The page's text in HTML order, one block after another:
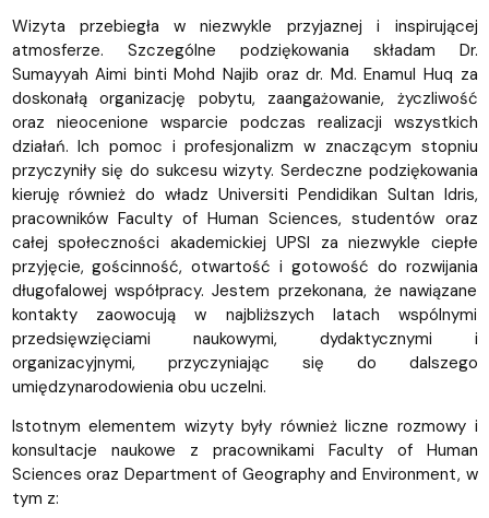
Wizyta przebiegła w niezwykle przyjaznej i inspirującej
atmosferze. Szczególne podziękowania składam Dr.
Sumayyah Aimi binti Mohd Najib orazdr. Md. Enamul Huq za
doskonałą organizację pobytu, zaangażowanie, życzliwość
oraz nieocenione wsparcie podczas realizacji wszystkich
działań.Ich pomoc i profesjonalizm w znaczącym stopniu
przyczyniły się do sukcesu wizyty. Serdeczne podziękowania
kieruję również do władz Universiti Pendidikan Sultan Idris,
pracowników Faculty of Human Sciences, studentów oraz
całej społeczności akademickiej UPSI za niezwykle ciepłe
przyjęcie, gościnność, otwartość i gotowość do rozwijania
długofalowej współpracy. Jestem przekonana, że nawiązane
kontakty zaowocują w najbliższych latach wspólnymi
przedsięwzięciami naukowymi, dydaktycznymi i
organizacyjnymi, przyczyniając się do dalszego
umiędzynarodowienia obu uczelni.
Istotnym elementem wizyty były również liczne rozmowy i
konsultacje naukowe z pracownikami Faculty of Human
Sciences oraz Department of Geography and Environment, w
tym z: